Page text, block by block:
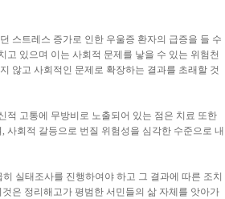
스트레스 증가로 인한 우울증 환자의 급증을 들 수
있으며 이는 사회적 문제를 낳을 수 있는 위험천
않고 사회적인 문제로 확장하는 결과를 초래할 것
적 고통에 무방비로 노출되어 있는 점은 치료 또한
사회적 갈등으로 번질 위험성을 심각한 수준으로 내
실태조사를 진행하여야 하고 그 결과에 따른 조치
은 정리해고가 평범한 서민들의 삶 자체를 앗아가